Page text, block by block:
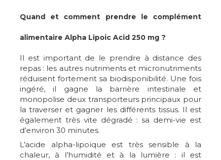
Quand et comment prendre le complément
alimentaire Alpha Lipoic Acid 250 mg ?
Il est important de le prendre à distance des
repas : les autres nutriments et micronutriments
réduisent fortement sa biodisponibilité. Une fois
ingéré, il gagne la barrière intestinale et
monopolise deux transporteurs principaux pour
la traverser et gagner les différents tissus. Il est
également très vite dégradé : sa demi-vie est
d’environ 30 minutes.
L’acide alpha-lipoïque est très sensible à la
chaleur, à l’humidité et à la lumière : il est